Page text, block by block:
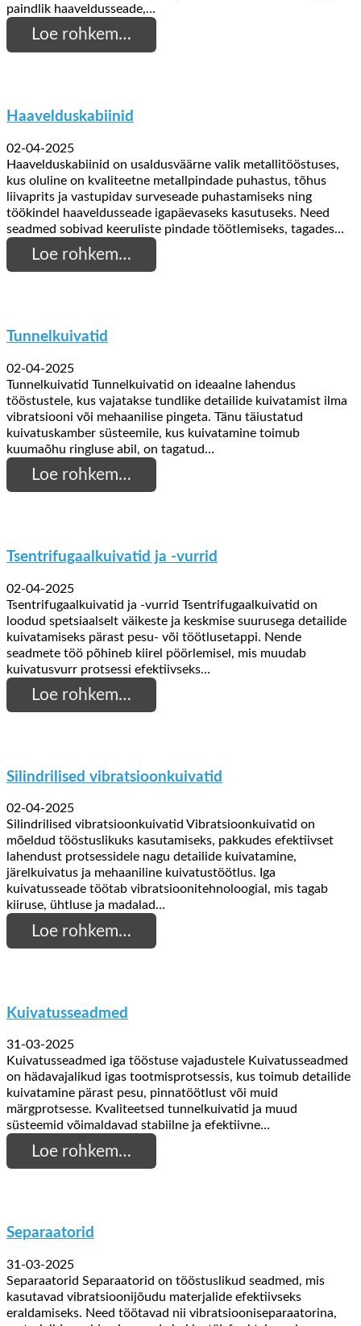
paindlik haaveldusseade,…
Loe rohkem…
Haavelduskabiinid
02-04-2025
Haavelduskabiinid on usaldusväärne valik metallitööstuses,
kus oluline on kvaliteetne metallpindade puhastus, tõhus
liivaprits ja vastupidav surveseade puhastamiseks ning
töökindel haaveldusseade igapäevaseks kasutuseks. Need
seadmed sobivad keeruliste pindade töötlemiseks, tagades…
Loe rohkem…
Tunnelkuivatid
02-04-2025
Tunnelkuivatid Tunnelkuivatid on ideaalne lahendus
tööstustele, kus vajatakse tundlike detailide kuivatamist ilma
vibratsiooni või mehaanilise pingeta. Tänu täiustatud
kuivatuskamber süsteemile, kus kuivatamine toimub
kuumaõhu ringluse abil, on tagatud…
Loe rohkem…
Tsentrifugaalkuivatid ja -vurrid
02-04-2025
Tsentrifugaalkuivatid ja -vurrid Tsentrifugaalkuivatid on
loodud spetsiaalselt väikeste ja keskmise suurusega detailide
kuivatamiseks pärast pesu- või töötlusetappi. Nende
seadmete töö põhineb kiirel pöörlemisel, mis muudab
kuivatusvurr protsessi efektiivseks…
Loe rohkem…
Silindrilised vibratsioonkuivatid
02-04-2025
Silindrilised vibratsioonkuivatid Vibratsioonkuivatid on
mõeldud tööstuslikuks kasutamiseks, pakkudes efektiivset
lahendust protsessidele nagu detailide kuivatamine,
järelkuivatus ja mehaaniline kuivatustöötlus. Iga
kuivatusseade töötab vibratsioonitehnoloogial, mis tagab
kiiruse, ühtluse ja madalad…
Loe rohkem…
Kuivatusseadmed
31-03-2025
Kuivatusseadmed iga tööstuse vajadustele Kuivatusseadmed
on hädavajalikud igas tootmisprotsessis, kus toimub detailide
kuivatamine pärast pesu, pinnatöötlust või muid
märgprotsesse. Kvaliteetsed tunnelkuivatid ja muud
süsteemid võimaldavad stabiilne ja efektiivne…
Loe rohkem…
Separaatorid
31-03-2025
Separaatorid Separaatorid on tööstuslikud seadmed, mis
kasutavad vibratsioonijõudu materjalide efektiivseks
eraldamiseks. Need töötavad nii vibratsiooniseparaatorina,